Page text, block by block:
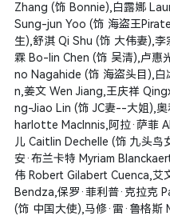
Zhang (饰 Bonnie),白露娜
Sung-jun Yoo (饰 海盗王
生),舒淇 Qi Shu (饰 大伟妻),
霖 Bo-lin Chen (饰 吴清),卢惠
no Nagahide (饰 海盗头目),白
n,姜文 Wen Jiang,王庆祥
ng-Jiao Lin (饰 JC妻--大姐),
harlotte MacInnis,阿拉·萨菲
儿 Caitlin Dechelle (饰 九头鸟
安·布兰卡特 Myriam
伟 Robert Gilabert Cuenca,艾
Bendza,保罗·菲利普·克拉克
(饰 中国大使),马修·雷·鲁格